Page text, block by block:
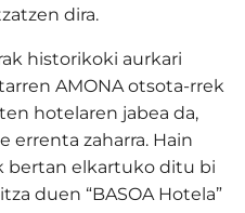
dira.
historikoki aurkari
AMONA otsota-rrek
hotelaren jabea da,
errenta zaharra. Hain
bertan elkartuko ditu bi
duen “BASOA Hotela”